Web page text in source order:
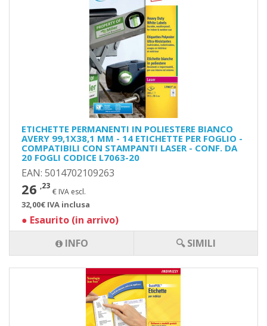
ETICHETTE PERMANENTI IN POLIESTERE BIANCO
AVERY 99,1X38,1 MM - 14 ETICHETTE PER FOGLIO -
COMPATIBILI CON STAMPANTI LASER - CONF. DA
20 FOGLI CODICE L7063-20
EAN: 5014702109263
26 ,23
€ IVA escl.
32,00€ IVA inclusa
● Esaurito (in arrivo)
INFO
🔍 SIMILI